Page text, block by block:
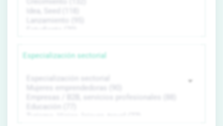
Especialización sectorial